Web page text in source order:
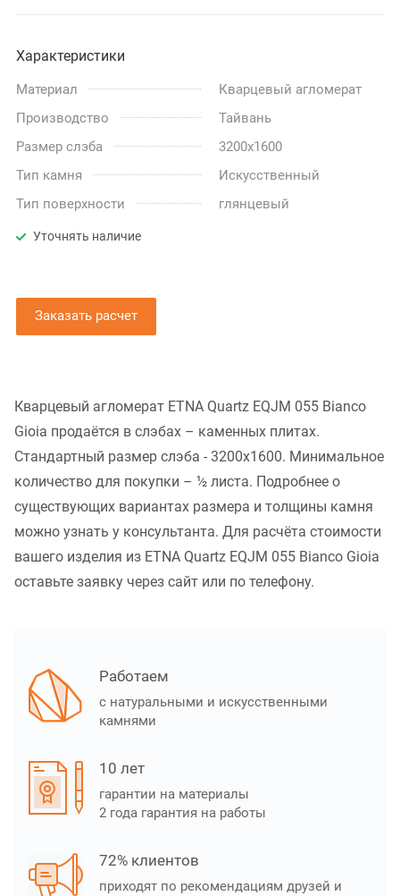
Характеристики
Материал
Кварцевый агломерат
Производство
Тайвань
Размер слэба
3200x1600
Тип камня
Искусственный
Тип поверхности
глянцевый
Уточнять наличие
Заказать расчет
Кварцевый агломерат ETNA Quartz EQJM 055 Bianco
Gioia продаётся в слэбах – каменных плитах.
Стандартный размер слэба - 3200x1600. Минимальное
количество для покупки – ½ листа. Подробнее о
существующих вариантах размера и толщины камня
можно узнать у консультанта. Для расчёта стоимости
вашего изделия из ETNA Quartz EQJM 055 Bianco Gioia
оставьте заявку через сайт или по телефону.
Работаем
с натуральными и искусственными
камнями
10 лет
гарантии на материалы
2 года гарантия на работы
72% клиентов
приходят по рекомендациям друзей и